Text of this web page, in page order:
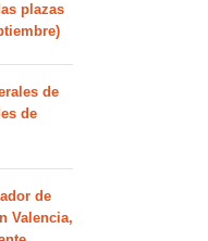
plazas
de
de
de
Valencia,